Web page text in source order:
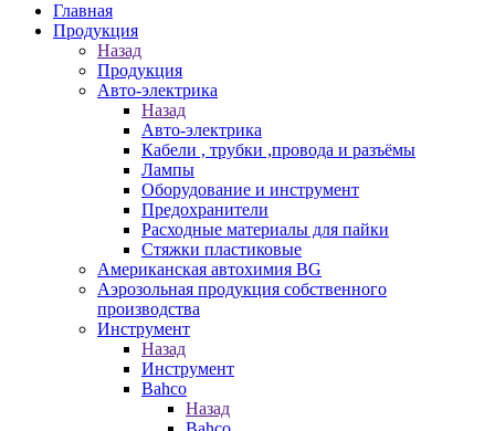
Главная
Продукция
Назад
Продукция
Авто-электрика
Назад
Авто-электрика
Кабели , трубки ,провода и разъёмы
Лампы
Оборудование и инструмент
Предохранители
Расходные материалы для пайки
Стяжки пластиковые
Американская автохимия BG
Аэрозольная продукция собственного
производства
Инструмент
Назад
Инструмент
Bahco
Назад